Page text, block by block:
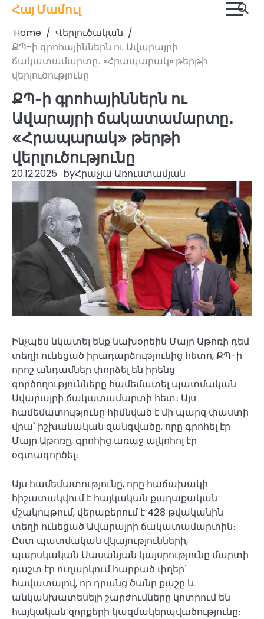
Skip
content
Հայ Մամուլ
Home
Վերլուծական
ՔՊ-ի գրոհայիններն ու Ավարայրի
ճակատամարտը․ «Հրապարակ» թերթի
վերլուծությունը
ՔՊ-ի գրոհայիններն ու
Ավարայրի ճակատամարտը․
«Հրապարակ» թերթի
վերլուծությունը
20.12.2025 byՀրաչյա Առուստամյան
Ինչպես նկատել ենք նախօրեին Մայր Աթոռի դեմ
տեղի ունեցած իրադարձությունից հետո, ՔՊ-ի
որոշ անդամներ փորձել են իրենց
գործողությունները համեմատել պատմական
Ավարայրի ճակատամարտի հետ։ Այս
համեմատությունը հիմնված է մի պարզ փաստի
վրա՝ իշխանական զանգվածը, որը գրոհել էր
Մայր Աթոռը, գրոհից առաջ ալկոհոլ էր
օգտագործել։
Այս համեմատությունը, որը հաճախակի
հիշատակվում է հայկական քաղաքական
մշակույթում, վերաբերում է 428 թվականին
տեղի ունեցած Ավարայրի ճակատամարտին։
Ըստ պատմական վկայությունների,
պարսկական Սասանյան կայսրությունը մարտի
դաշտ էր ուղարկում հարբած փղեր՝
հավատալով, որ դրանց ծանր քաշը և
անկանխատեսելի շարժումները կոտրում են
հայկական զորքերի կազմակերպվածությունը։